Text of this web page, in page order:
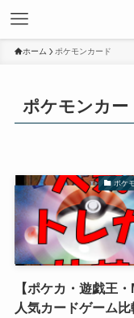
ホーム ポケモンカード
ポケモンカー
ポケ
【ポケカ・遊戯王・
人気カードゲーム比